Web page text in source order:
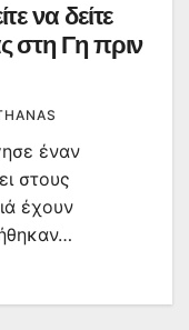
να δείτε
στη Γη πριν
έναν
στους
έχουν